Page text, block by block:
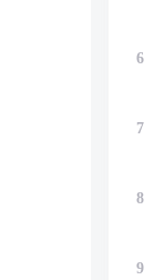
6
7
8
9